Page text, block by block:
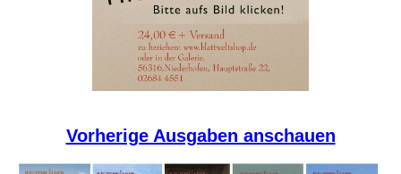
Vorherige Ausgaben anschauen